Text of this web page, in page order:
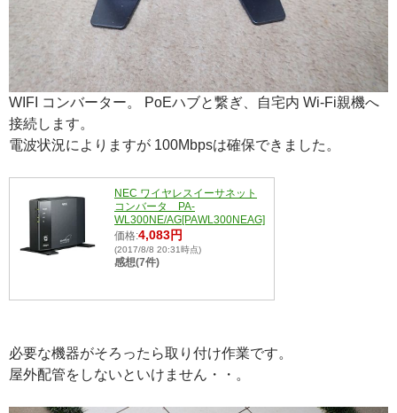
WIFI コンバーター。 PoEハブと繋ぎ、自宅内 Wi-Fi親機へ
接続します。
電波状況によりますが 100Mbpsは確保できました。
NEC ワイヤレスイーサネット
コンバータ PA-
WL300NE/AG[PAWL300NEAG]
価格:4,083円
(2017/8/8 20:31時点)
感想(7件)
必要な機器がそろったら取り付け作業です。
屋外配管をしないといけません・・。